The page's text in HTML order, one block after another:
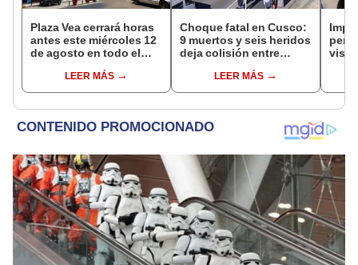
Plaza Vea cerrará horas
antes este miércoles 12
de agosto en todo el
hasta las 7 p.m.
LEER MÁS
Choque fatal en Cusco:
9 muertos y seis heridos
deja colisión entre
EspinarLEER MÁS